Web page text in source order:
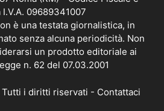
I.V.A. 09689341007
è una testata giornalistica, in
senza alcuna periodicità. Non
un prodotto editoriale ai
n. 62 del 07.03.2001
i diritti riservati - Contattaci